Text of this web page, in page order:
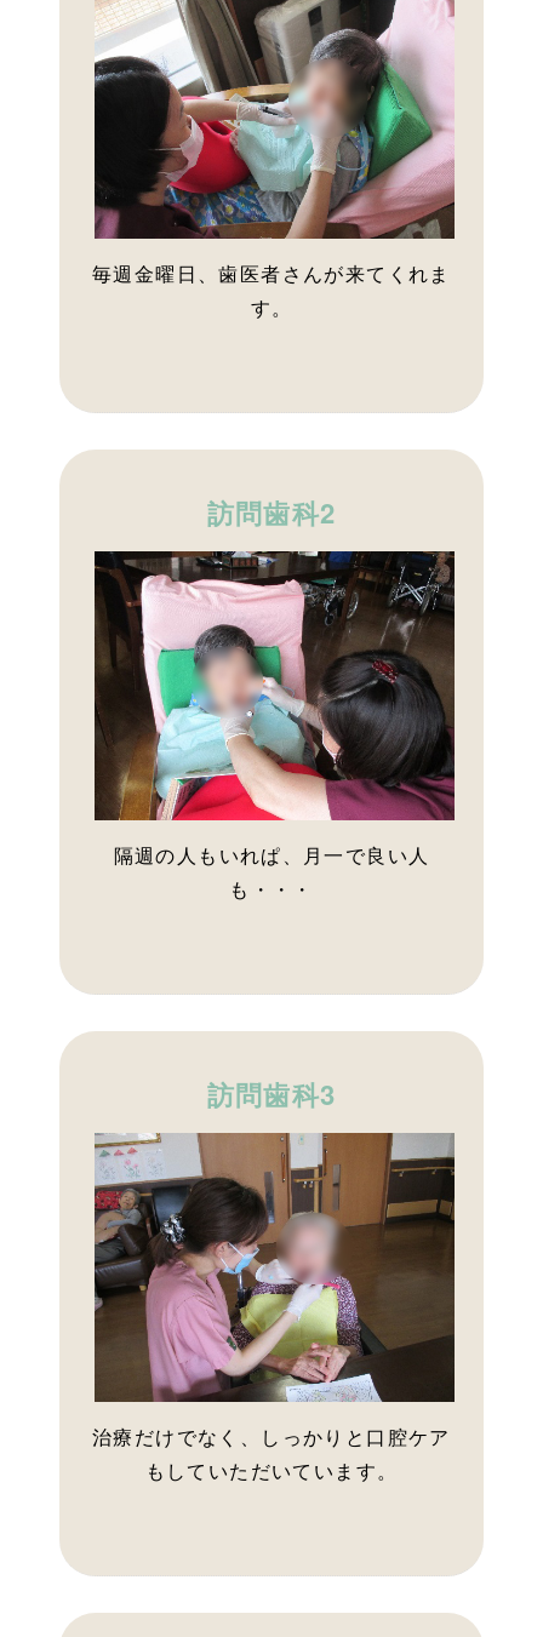
毎週金曜日、歯医者さんが来てくれま
す。
訪問歯科2
隔週の人もいれぱ、月一で良い人
も・・・
訪問歯科3
治療だけでなく、しっかりと口腔ケア
もしていただいています。